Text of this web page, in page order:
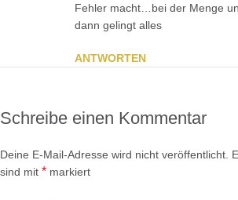
Fehler macht…bei der Menge
dann gelingt alles
ANTWORTEN
Schreibe einen Kommentar
Deine E-Mail-Adresse wird nicht veröffentlicht.
sind mit * markiert